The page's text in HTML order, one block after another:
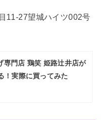
11-27望城ハイツ002号
専門店 鶏笑 姫路辻井店が
！実際に買ってみた